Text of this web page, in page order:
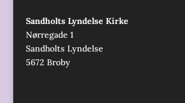
Sandholts Lyndelse Kirke
Nørregade 1
Sandholts Lyndelse
5672 Broby